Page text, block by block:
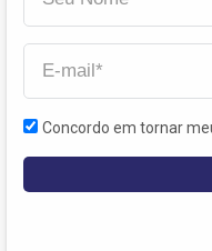
Concordo em tornar